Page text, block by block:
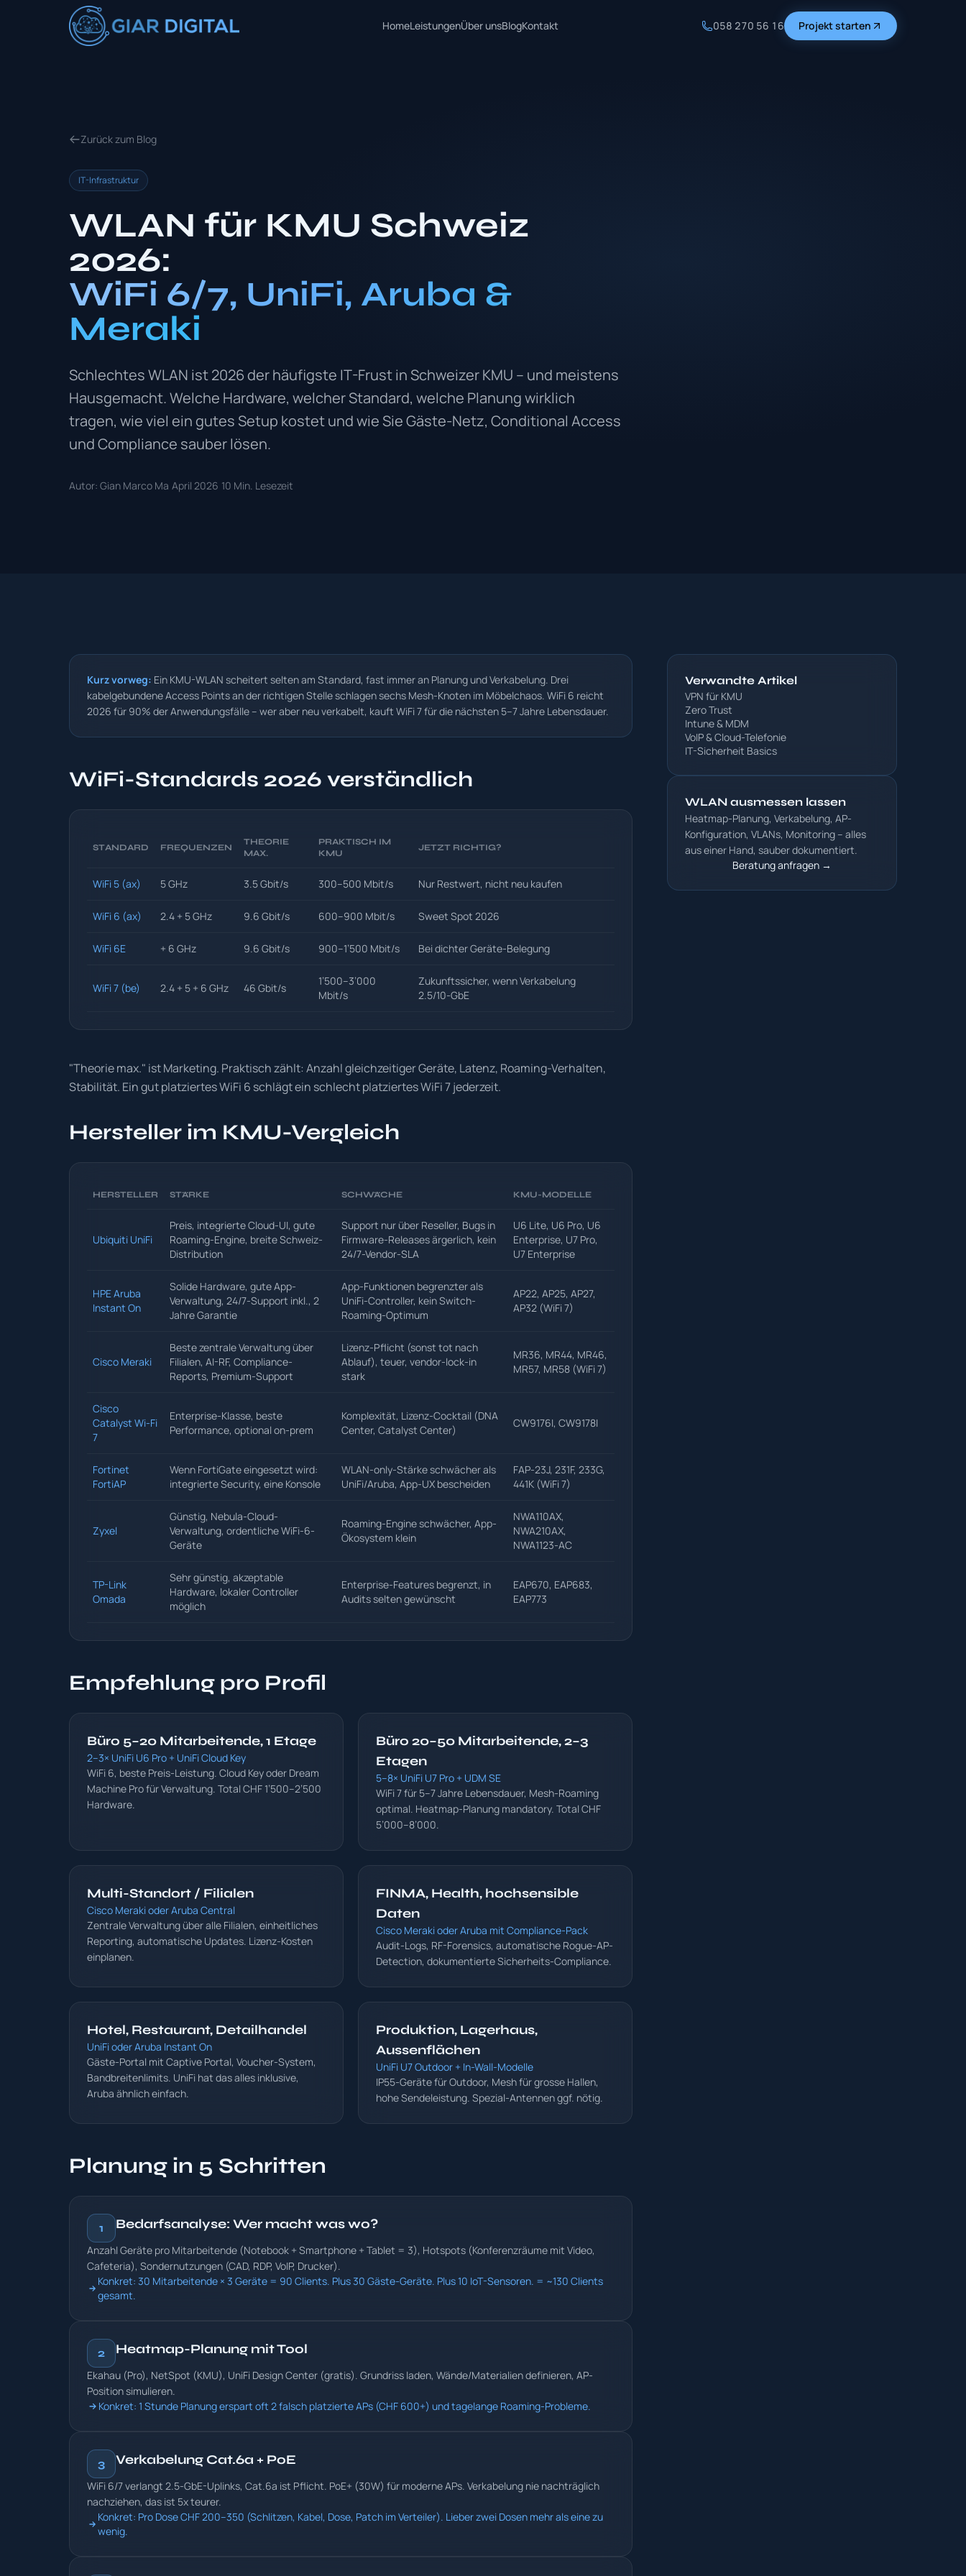
HomeLeistungenÜber unsBlogKontakt 058 270 56 16 Projekt starten
Zurück zum Blog
IT-Infrastruktur
WLAN für KMU Schweiz
2026:
WiFi 6/7, UniFi, Aruba &
Meraki
Schlechtes WLAN ist 2026 der häufigste IT-Frust in Schweizer KMU – und meistens
Hausgemacht. Welche Hardware, welcher Standard, welche Planung wirklich
tragen, wie viel ein gutes Setup kostet und wie Sie Gäste-Netz, Conditional Access
und Compliance sauber lösen.
Autor: Gian Marco Ma April 2026 10 Min. Lesezeit
Kurz vorweg: Ein KMU-WLAN scheitert selten am Standard, fast immer an Planung und Verkabelung. Drei
kabelgebundene Access Points an der richtigen Stelle schlagen sechs Mesh-Knoten im Möbelchaos. WiFi 6 reicht
2026 für 90% der Anwendungsfälle – wer aber neu verkabelt, kauft WiFi 7 für die nächsten 5–7 Jahre Lebensdauer.
WiFi-Standards 2026 verständlich
STANDARD FREQUENZEN
THEORIE
MAX.
PRAKTISCH IM
KMU
JETZT RICHTIG?
WiFi 5 (ax) 5 GHz 3.5 Gbit/s 300–500 Mbit/s Nur Restwert, nicht neu kaufen
WiFi 6 (ax) 2.4 + 5 GHz 9.6 Gbit/s 600–900 Mbit/s Sweet Spot 2026
WiFi 6E + 6 GHz 9.6 Gbit/s 900–1’500 Mbit/s Bei dichter Geräte-Belegung
WiFi 7 (be) 2.4 + 5 + 6 GHz 46 Gbit/s
1’500–3’000
Mbit/s
Zukunftssicher, wenn Verkabelung
2.5/10-GbE
"Theorie max." ist Marketing. Praktisch zählt: Anzahl gleichzeitiger Geräte, Latenz, Roaming-Verhalten,
Stabilität. Ein gut platziertes WiFi 6 schlägt ein schlecht platziertes WiFi 7 jederzeit.
Hersteller im KMU-Vergleich
HERSTELLER STÄRKE SCHWÄCHE KMU-MODELLE
Ubiquiti UniFi
Preis, integrierte Cloud-UI, gute
Roaming-Engine, breite Schweiz-
Distribution
Support nur über Reseller, Bugs in
Firmware-Releases ärgerlich, kein
24/7-Vendor-SLA
U6 Lite, U6 Pro, U6
Enterprise, U7 Pro,
U7 Enterprise
HPE Aruba
Instant On
Solide Hardware, gute App-
Verwaltung, 24/7-Support inkl., 2
Jahre Garantie
App-Funktionen begrenzter als
UniFi-Controller, kein Switch-
Roaming-Optimum
AP22, AP25, AP27,
AP32 (WiFi 7)
Cisco Meraki
Beste zentrale Verwaltung über
Filialen, AI-RF, Compliance-
Reports, Premium-Support
Lizenz-Pflicht (sonst tot nach
Ablauf), teuer, vendor-lock-in
stark
MR36, MR44, MR46,
MR57, MR58 (WiFi 7)
Cisco
Catalyst Wi-Fi
7
Enterprise-Klasse, beste
Performance, optional on-prem
Komplexität, Lizenz-Cocktail (DNA
Center, Catalyst Center)
CW9176I, CW9178I
Fortinet
FortiAP
Wenn FortiGate eingesetzt wird:
integrierte Security, eine Konsole
WLAN-only-Stärke schwächer als
UniFi/Aruba, App-UX bescheiden
FAP-23J, 231F, 233G,
441K (WiFi 7)
Zyxel
Günstig, Nebula-Cloud-
Verwaltung, ordentliche WiFi-6-
Geräte
Roaming-Engine schwächer, App-
Ökosystem klein
NWA110AX,
NWA210AX,
NWA1123-AC
TP-Link
Omada
Sehr günstig, akzeptable
Hardware, lokaler Controller
möglich
Enterprise-Features begrenzt, in
Audits selten gewünscht
EAP670, EAP683,
EAP773
Empfehlung pro Profil
Büro 5–20 Mitarbeitende, 1 Etage
2–3× UniFi U6 Pro + UniFi Cloud Key
WiFi 6, beste Preis-Leistung. Cloud Key oder Dream
Machine Pro für Verwaltung. Total CHF 1’500–2’500
Hardware.
Büro 20–50 Mitarbeitende, 2–3
Etagen
5–8× UniFi U7 Pro + UDM SE
WiFi 7 für 5–7 Jahre Lebensdauer, Mesh-Roaming
optimal. Heatmap-Planung mandatory. Total CHF
5’000–8’000.
Multi-Standort / Filialen
Cisco Meraki oder Aruba Central
Zentrale Verwaltung über alle Filialen, einheitliches
Reporting, automatische Updates. Lizenz-Kosten
einplanen.
FINMA, Health, hochsensible
Daten
Cisco Meraki oder Aruba mit Compliance-Pack
Audit-Logs, RF-Forensics, automatische Rogue-AP-
Detection, dokumentierte Sicherheits-Compliance.
Hotel, Restaurant, Detailhandel
UniFi oder Aruba Instant On
Gäste-Portal mit Captive Portal, Voucher-System,
Bandbreitenlimits. UniFi hat das alles inklusive,
Aruba ähnlich einfach.
Produktion, Lagerhaus,
Aussenflächen
UniFi U7 Outdoor + In-Wall-Modelle
IP55-Geräte für Outdoor, Mesh für grosse Hallen,
hohe Sendeleistung. Spezial-Antennen ggf. nötig.
Planung in 5 Schritten
1 Bedarfsanalyse: Wer macht was wo?
Anzahl Geräte pro Mitarbeitende (Notebook + Smartphone + Tablet = 3), Hotspots (Konferenzräume mit Video,
Cafeteria), Sondernutzungen (CAD, RDP, VoIP, Drucker).
Konkret: 30 Mitarbeitende × 3 Geräte = 90 Clients. Plus 30 Gäste-Geräte. Plus 10 IoT-Sensoren. = ~130 Clients
gesamt.
2 Heatmap-Planung mit Tool
Ekahau (Pro), NetSpot (KMU), UniFi Design Center (gratis). Grundriss laden, Wände/Materialien definieren, AP-
Position simulieren.
Konkret: 1 Stunde Planung erspart oft 2 falsch platzierte APs (CHF 600+) und tagelange Roaming-Probleme.
3 Verkabelung Cat.6a + PoE
WiFi 6/7 verlangt 2.5-GbE-Uplinks, Cat.6a ist Pflicht. PoE+ (30W) für moderne APs. Verkabelung nie nachträglich
nachziehen, das ist 5x teurer.
Konkret: Pro Dose CHF 200–350 (Schlitzen, Kabel, Dose, Patch im Verteiler). Lieber zwei Dosen mehr als eine zu
wenig.
Verwandte Artikel
VPN für KMU
Zero Trust
Intune & MDM
VoIP & Cloud-Telefonie
IT-Sicherheit Basics
WLAN ausmessen lassen
Heatmap-Planung, Verkabelung, AP-
Konfiguration, VLANs, Monitoring – alles
aus einer Hand, sauber dokumentiert.
Beratung anfragen →